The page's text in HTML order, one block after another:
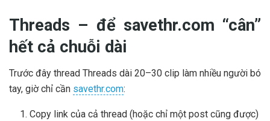
Threads – để savethr.com “cân”
hết cả chuỗi dài
Trước đây thread Threads dài 20–30 clip làm nhiều người bó
tay, giờ chỉ cần savethr.com:
Copy link của cả thread (hoặc chỉ một post cũng được)